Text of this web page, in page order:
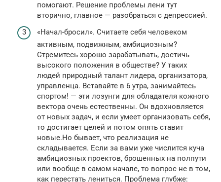
помогают. Решение проблемы лени тут
вторично, главное — разобраться с депрессией.
«Начал-бросил». Считаете себя человеком
активным, подвижным, амбициозным?
Стремитесь хорошо зарабатывать, достичь
высокого положения в обществе? У таких
людей природный талант лидера, организатора,
управленца. Вставайте в 6 утра, занимайтесь
спортом! — эти лозунги для обладателя кожного
вектора очень естественны. Он вдохновляется
от новых задач, и если умеет организовать себя,
то достигает целей и потом опять ставит
новые.Но бывает, что реализация не
складывается. Если за вами уже числится куча
амбициозных проектов, брошенных на полпути
или вообще в самом начале, то вопрос не в том,
как перестать лениться. Проблема глубже: